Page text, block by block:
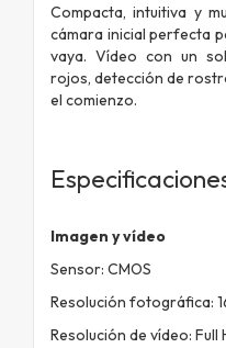
Compacta, intuitiva y
cámara inicial perfecta
vaya. Vídeo con un
rojos, detección de
el comienzo.
Imagen y vídeo
Sensor: CMOS
Resolución fotográfica:
Resolución de vídeo: Full